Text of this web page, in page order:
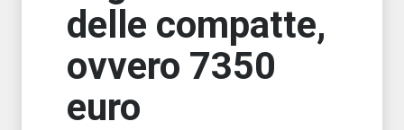
delle compatte,
ovvero 7350
euro